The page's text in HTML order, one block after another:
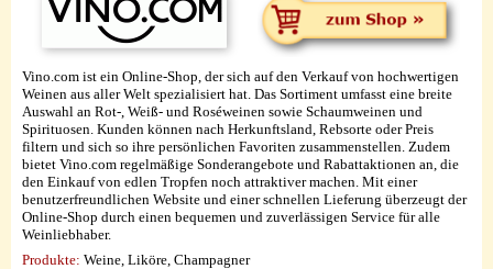
Vino.com ist ein Online-Shop, der sich auf den Verkauf von hochwertigen
Weinen aus aller Welt spezialisiert hat. Das Sortiment umfasst eine breite
Auswahl an Rot-, Weiß- und Roséweinen sowie Schaumweinen und
Spirituosen. Kunden können nach Herkunftsland, Rebsorte oder Preis
filtern und sich so ihre persönlichen Favoriten zusammenstellen. Zudem
bietet Vino.com regelmäßige Sonderangebote und Rabattaktionen an, die
den Einkauf von edlen Tropfen noch attraktiver machen. Mit einer
benutzerfreundlichen Website und einer schnellen Lieferung überzeugt der
Online-Shop durch einen bequemen und zuverlässigen Service für alle
Weinliebhaber.
Produkte: Weine, Liköre, Champagner